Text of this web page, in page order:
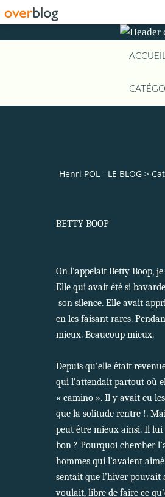
Henri POL - LE BLOG >
BETTY BOOP
On l’appelait Betty Boop,
Elle qui avait été si
son silence. Elle avait
en les faisant rares.
mieux. Beaucoup mieux.
Depuis qu’elle était
qui l’attendait partout où
« camino ». Il y avait eu
que la solitude rentre !.
peut être mieux ainsi. Il lui
bon ? Pourquoi chercher
hommes qui l’avaient
sentait que l’hiver pouvait
voulait, libre de faire ce